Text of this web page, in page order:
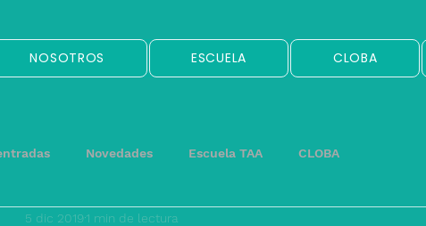
NOSOTROS ESCUELA CLOBA
Novedades Escuela TAA CLOBA
5 dic 20191 min de lectura